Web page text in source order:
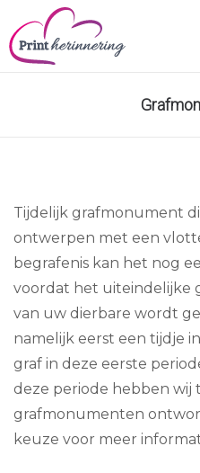
Tijdelijk grafmonument
ontwerpen met een
begrafenis kan het nog
voordat het uiteindelijke
van uw dierbare wordt
namelijk eerst een tijdje
graf in deze eerste
deze periode hebben wij
grafmonumenten
keuze voor meer